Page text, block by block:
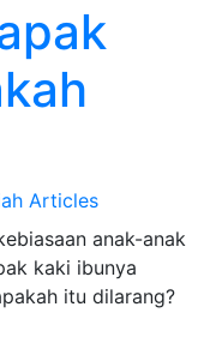
Articles
anak-anak
kaki ibunya
itu dilarang?